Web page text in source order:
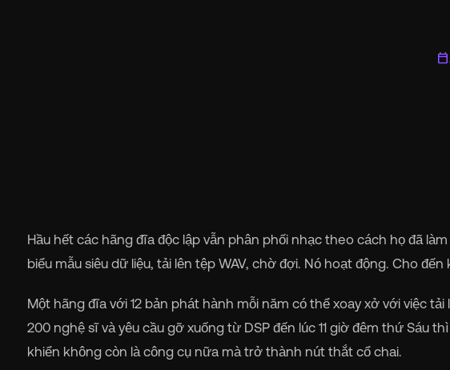
About
Newsroom
calendar_today
Hầu hết các hãng đĩa độc lập vẫn phân phối nhạc theo cách họ đã
biểu mẫu siêu dữ liệu, tải lên tệp WAV, chờ đợi. Nó hoạt động. Cho đến
Một hãng đĩa với 12 bản phát hành mỗi năm có thể xoay xở với việc
200 nghệ sĩ và yêu cầu gỡ xuống từ DSP đến lúc 11 giờ đêm thứ Sáu
khiển không còn là công cụ nữa mà trở thành nút thắt cổ chai.